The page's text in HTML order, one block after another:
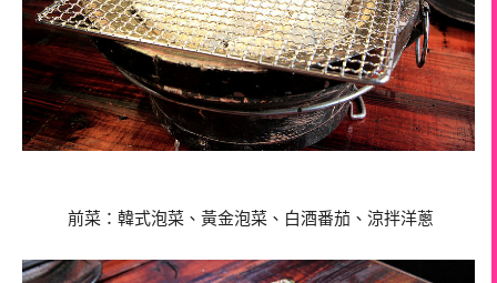
前菜：韓式泡菜、黃金泡菜、白酒番茄、涼拌洋蔥